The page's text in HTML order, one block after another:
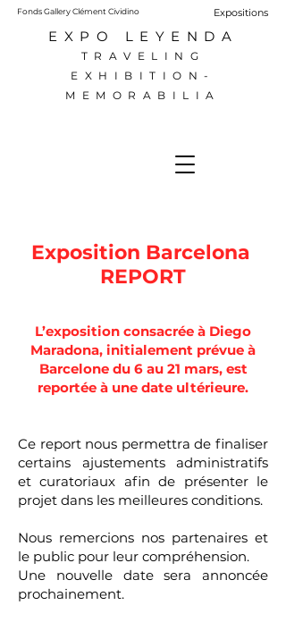
Fonds Gallery Clément Cividino Expositions
EXPO LEYENDA
TRAVELING
EXHIBITION-
MEMORABILIA
Exposition Barcelona
REPORT
L’exposition consacrée à Diego
Maradona, initialement prévue à
Barcelone du 6 au 21 mars, est
reportée à une date ultérieure.
Ce report nous permettra de finaliser
certains ajustements administratifs
et curatoriaux afin de présenter le
projet dans les meilleures conditions.
Nous remercions nos partenaires et
le public pour leur compréhension.
Une nouvelle date sera annoncée
prochainement.